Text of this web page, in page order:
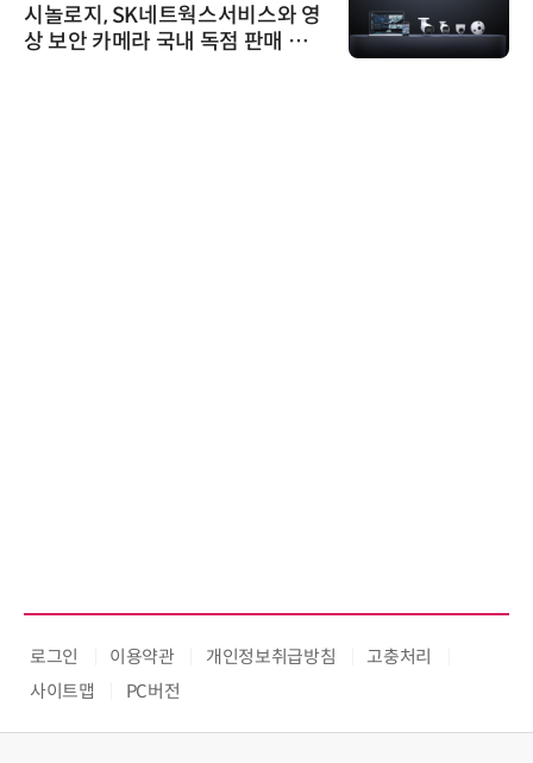
시놀로지, SK네트웍스서비스와 영
상 보안 카메라 국내 독점 판매 파
로그인 이용약관 개인정보취급방침
고충처리
사이트맵
PC버전